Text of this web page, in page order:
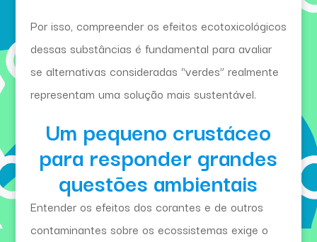
Por isso, compreender os efeitos ecotoxicológicos
dessas substâncias é fundamental para avaliar
se alternativas consideradas “verdes” realmente
representam uma solução mais sustentável.
Um pequeno crustáceo
para responder grandes
questões ambientais
Entender os efeitos dos corantes e de outros
contaminantes sobre os ecossistemas exige o